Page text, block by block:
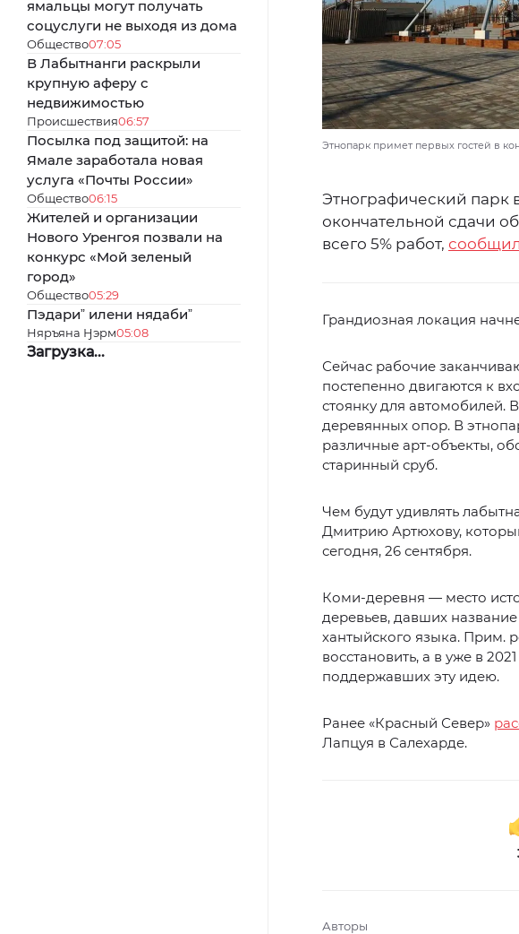
ямальцы могут получать
соцуслуги не выходя из дома
Общество07:05
В Лабытнанги раскрыли
крупную аферу с
недвижимостью
Происшествия06:57
Посылка под защитой: на
Ямале заработала новая
услуга «Почты России»
Общество06:15
Жителей и организации
Нового Уренгоя позвали на
конкурс «Мой зеленый
город»
Общество05:29
Пэдариˮ илени нядабиˮ
Няръяна Ӈэрм05:08
Загрузка...
Этнопарк примет первых гостей в
Этнографический парк
окончательной сдачи
всего 5% работ,
Грандиозная локация
Сейчас рабочие
постепенно двигаются к
стоянку для автомобилей.
деревянных опор. В
различные арт-объекты,
старинный сруб.
Чем будут удивлять
Дмитрию Артюхову,
сегодня, 26 сентября.
Коми-деревня — место
деревьев, давших
хантыйского языка. Прим.
восстановить, а в уже в
поддержавших эту идею.
Ранее «Красный Север»
Лапцуя в Салехарде.
Авторы